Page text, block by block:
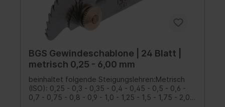
BGS Gewindeschablone | 24 Blatt |
metrisch 0,25 - 6,00 mm
beinhaltet folgende Steigungslehren:Metrisch
(ISO): 0,25 - 0,3 - 0,35 - 0,4 - 0,45 - 0,5 - 0,6 -
0,7 - 0,75 - 0,8 - 0,9 - 1,0 - 1,25 - 1,5 - 1,75 - 2,0 -